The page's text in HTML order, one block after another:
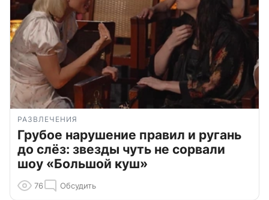
РАЗВЛЕЧЕНИЯ
Грубое нарушение правил и ругань
до слёз: звезды чуть не сорвали
шоу «Большой куш»
76 Обсудить